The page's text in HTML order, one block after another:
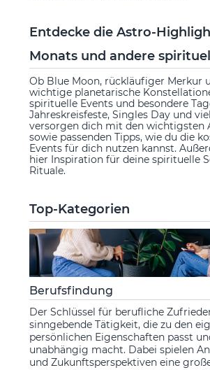
Entdecke die Astro-
Monats und andere
Ob Blue Moon, rückläufiger Merkur
wichtige planetarische
spirituelle Events und besondere
Jahreskreisfeste, Singles Day und
versorgen dich mit den wichtigsten
sowie passenden Tipps, wie du die
Events für dich nutzen kannst.
hier Inspiration für deine spirituelle
Rituale.
Top-Kategorien
Berufsfindung
Der Schlüssel für berufliche
sinngebende Tätigkeit, die zu den
persönlichen Eigenschaften passt
unabhängig macht. Dabei spielen
und Zukunftsperspektiven eine